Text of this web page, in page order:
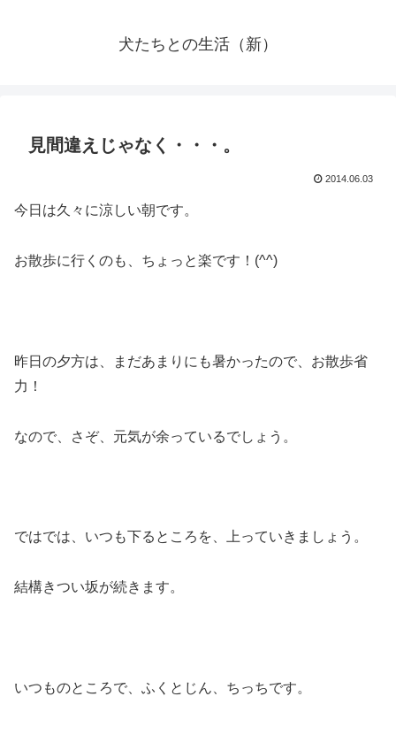
犬たちとの生活（新）
見間違えじゃなく・・・。
2014.06.03
今日は久々に涼しい朝です。
お散歩に行くのも、ちょっと楽です！(^^)
昨日の夕方は、まだあまりにも暑かったので、お散歩省
力！
なので、さぞ、元気が余っているでしょう。
ではでは、いつも下るところを、上っていきましょう。
結構きつい坂が続きます。
いつものところで、ふくとじん、ちっちです。